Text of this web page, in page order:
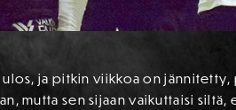
ja pitkin viikkoa on jännitetty,
mutta sen sijaan vaikuttaisi siltä,